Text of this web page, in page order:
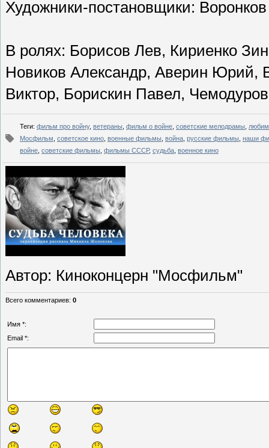
Художники-постановщики:
В ролях: Борисов Лев, Кириенко
Новиков Александр, Аверин Юрий,
Виктор, Борискин Павел,
Теги: фильм про войну, ветераны фильм о войне советские мелодрамы
Мосфильм советское кино военные фильмы война русские фильмы наши
войне советские фильмы фильмы СССР, судьба военное кино
Автор: Киноконцерн "Мосфильм"
Всего комментариев: 0
Имя *:
Email *: